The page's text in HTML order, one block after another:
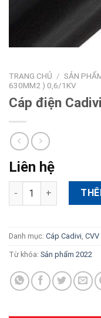
TRANG CHỦ / SẢN
630MM2 ) 0,6/1KV
Cáp điện
Liên hệ
Cáp điện Cadivi CVV-
Danh mục: Cáp Cadivi,
Từ khóa: Sản phẩm 2022